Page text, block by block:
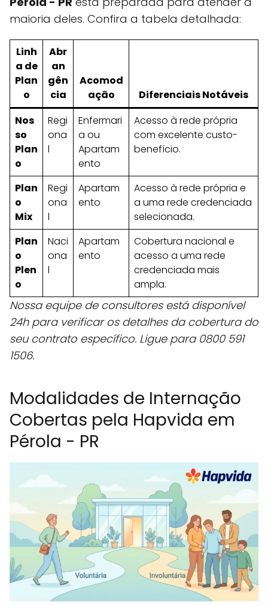
maioria deles. Confira a tabela detalhada:
Linh
a de
Plan
o
Abr
an
gên
cia
Acomod
ação
Diferenciais Notáveis
Nos
so
Plan
o
Regi
ona
l
Enfermari
a ou
Apartam
ento
Acesso à rede própria
com excelente custo-
benefício.
Plan
o
Mix
Regi
ona
l
Apartam
ento
Acesso à rede própria e
a uma rede credenciada
selecionada.
Plan
o
Plen
o
Naci
ona
l
Apartam
ento
Cobertura nacional e
acesso a uma rede
credenciada mais
ampla.
Nossa equipe de consultores está disponível
24h para verificar os detalhes da cobertura do
seu contrato específico. Ligue para 0800 591
1506.
Modalidades de Internação
Cobertas pela Hapvida em
Pérola - PR